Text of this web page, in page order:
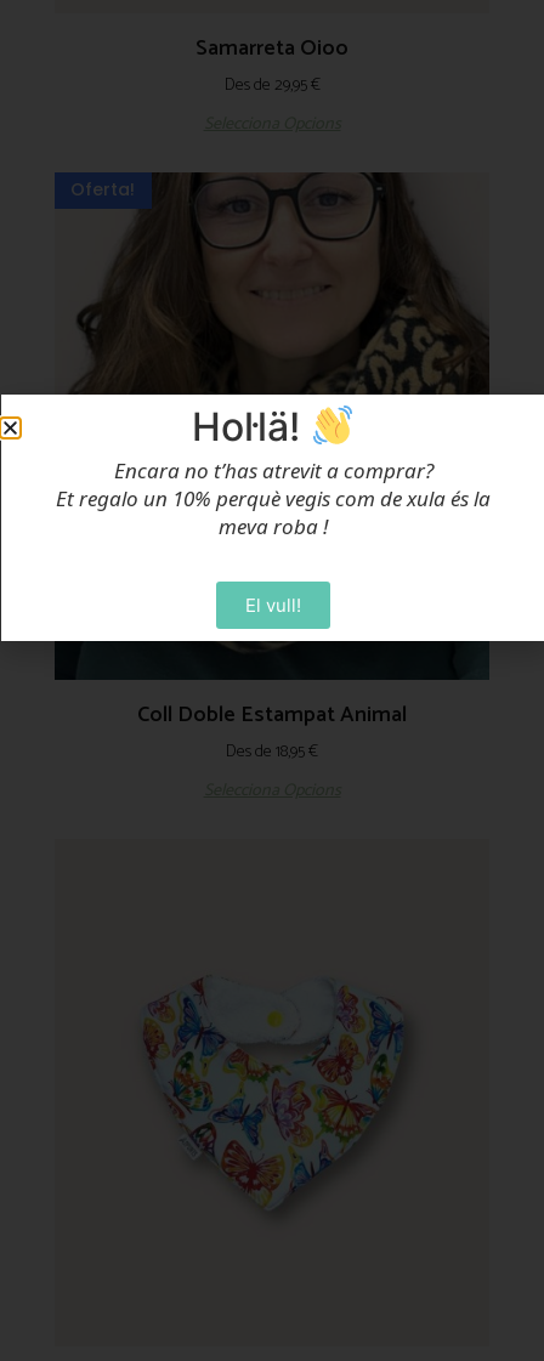
Samarreta Oioo
Des de 29,95€
Oferta!
Coll Doble Estampat Animal
Des de18,95€
Hol·lä!
Encara no t’has atrevit a comprar?
Et regalo un 10% perquè vegis com de xula és la
meva roba!
El vull!